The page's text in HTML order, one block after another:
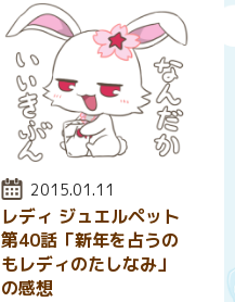
投稿日:
2015.01.11
レディ ジュエルペット
第40話「新年を占うの
もレディのたしなみ」
の感想